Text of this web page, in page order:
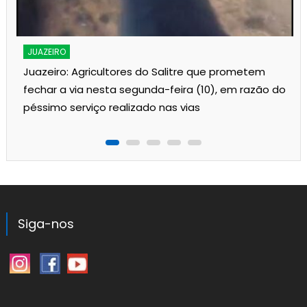
JUAZEIRO
Juazeiro: Agricultores do Salitre que prometem
fechar a via nesta segunda-feira (10), em razão do
péssimo serviço realizado nas vias
Siga-nos